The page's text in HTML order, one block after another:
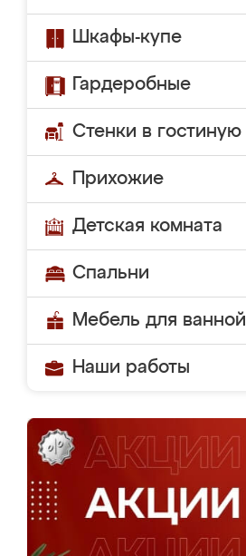
Шкафы-купе
Гардеробные
Стенки в гостиную
Прихожие
Детская комната
Спальни
Мебель для ванной
Наши работы